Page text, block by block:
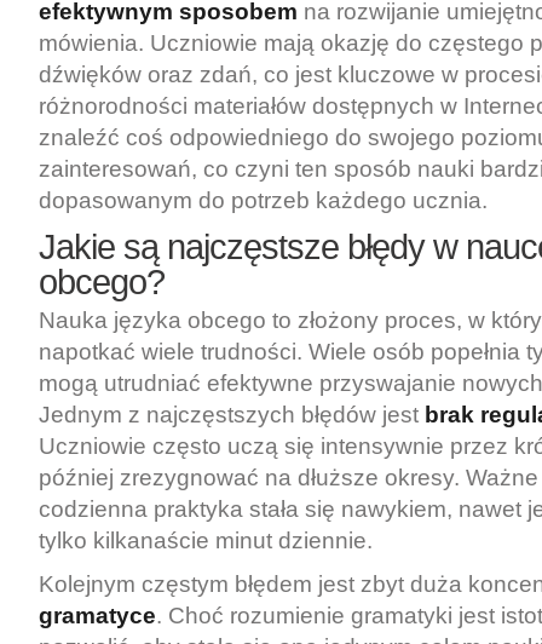
efektywnym sposobem na rozwijanie
mówienia. Uczniowie mają okazję do częstego
dźwięków oraz zdań, co jest kluczowe w
różnorodności materiałów dostępnych w
znaleźć coś odpowiedniego do swojego
zainteresowań, co czyni ten sposób nauki
dopasowanym do potrzeb każdego ucznia.
Jakie są najczęstsze błędy w
obcego?
Nauka języka obcego to złożony proces, w
napotkać wiele trudności. Wiele osób popełnia
mogą utrudniać efektywne przyswajanie
Jednym z najczęstszych błędów jest brak
Uczniowie często uczą się intensywnie przez
później zrezygnować na dłuższe okresy.
codzienna praktyka stała się nawykiem, nawet
tylko kilkanaście minut dziennie.
Kolejnym częstym błędem jest zbyt duża
gramatyce. Choć rozumienie gramatyki jest